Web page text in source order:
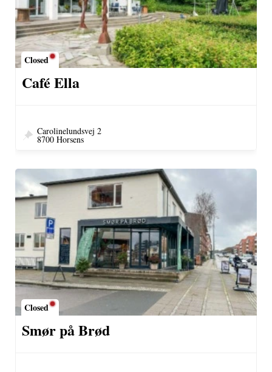
Closed
Café Ella
Carolinelundsvej 2
8700 Horsens
Closed
Smør på Brød